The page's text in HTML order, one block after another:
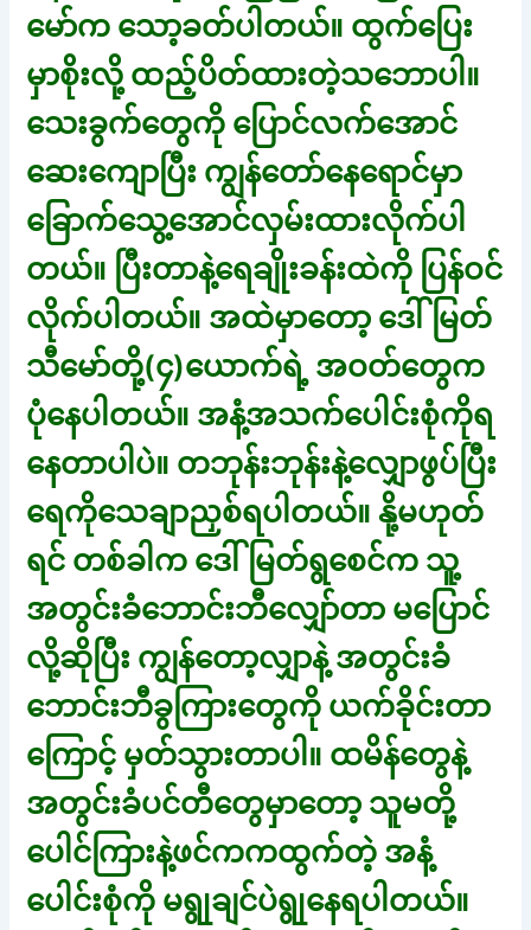
မော်က သော့ခတ်ပါတယ်။ ထွက်ပြေး
မှာစိုးလို့ ထည့်ပိတ်ထားတဲ့သဘောပါ။
သေးခွက်တွေကို ပြောင်လက်အောင်
ဆေးကျောပြီး ကျွန်တော်နေရောင်မှာ
ခြောက်သွေ့အောင်လှမ်းထားလိုက်ပါ
တယ်။ ပြီးတာနဲ့ရေချိုးခန်းထဲကို ပြန်ဝင်
လိုက်ပါတယ်။ အထဲမှာတော့ ဒေါ်မြတ်
သီမော်တို့(၄)ယောက်ရဲ့ အဝတ်တွေက
ပုံနေပါတယ်။ အနံ့အသက်ပေါင်းစုံကိုရ
နေတာပါပဲ။ တဘုန်းဘုန်းနဲ့လျှောဖွပ်ပြီး
ရေကိုသေချာညှစ်ရပါတယ်။ နို့မဟုတ်
ရင် တစ်ခါက ဒေါ်မြတ်ရွစေင်က သူ့
အတွင်းခံဘောင်းဘီလျှော်တာ မပြောင်
လို့ဆိုပြီး ကျွန်တော့လျှာနဲ့ အတွင်းခံ
ဘောင်းဘီခွကြားတွေကို ယက်ခိုင်းတာ
ကြောင့် မှတ်သွားတာပါ။ ထမိန်တွေနဲ့
အတွင်းခံပင်တီတွေမှာတော့ သူမတို့
ပေါင်ကြားနဲ့ဖင်ကကထွက်တဲ့ အနံ့
ပေါင်းစုံကို မရွုချင်ပဲရွုနေရပါတယ်။